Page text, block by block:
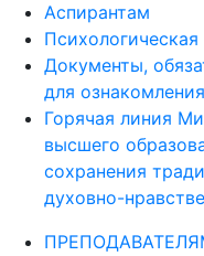
Аспирантам
Документы,
для ознакомления
Горячая линия
высшего
сохранения
духовно-